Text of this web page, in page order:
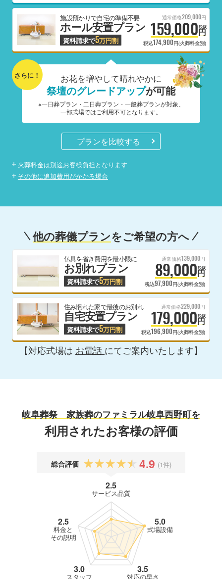
施設預かりで自宅の準備不要
ホール安置プラン
資料請求で5万円割
通常価格209,000円
159,000円
税抜
税込174,900円(火葬料金別)
さらに！ お花を増やして晴れやかに
祭壇のグレードアップが可能
※一日葬プラン・二日葬プラン・一般葬プランが対象、
一部式場ではご利用不可となります。
プランを比較する
火葬料金は別途お客様負担となります
その他に追加費用がかかる場合
他の葬儀プランをご希望の方へ
仏具を省き費用を最小限に
お別れプラン
資料請求で5万円割
通常価格139,000円
89,000円
税抜
税込97,900円(火葬料金別)
住み慣れた家で最後のお別れ
自宅安置プラン
資料請求で5万円割
通常価格229,000円
179,000円
税抜
税込196,900円(火葬料金別)
【対応式場は お電話 にてご案内いたします】
岐阜葬祭 家族葬のファミラル岐阜西野町を
利用されたお客様の評価
総合評価 4.9 (1件)
2.5
サービス品質
5.0
式場設備
3.5
対応の早さ
3.0
スタッフ
2.5
料金と
その説明